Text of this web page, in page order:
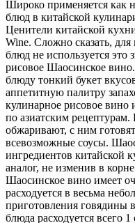
Широко применяется как
блюд в китайской
Ценители китайской
Wine. Сложно сказать,
блюд не используется это
рисовое Шаосинское
блюду тонкий букет
аппетитную палитру
кулинарное рисовое вино
по азиатским
обжаривают, с ним
всевозможные соусы.
ингредиентов китайской
аналог, не изменив в
Шаосинское вино имеет
расходуется в весьма
приготовления говядины
блюда расходуется всего